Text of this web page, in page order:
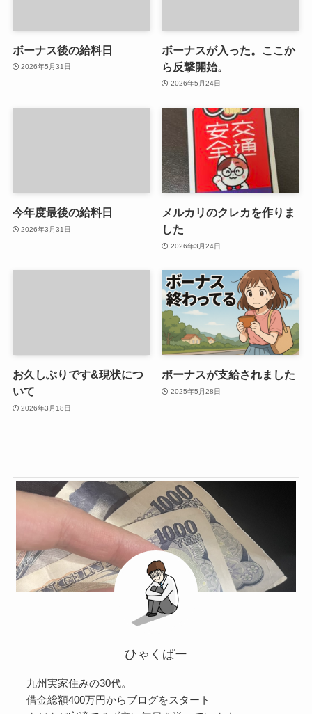
ボーナス後の給料日
2026年5月31日
ボーナスが入った。ここか
ら反撃開始。
2026年5月24日
今年度最後の給料日
2026年3月31日
メルカリのクレカを作りま
した
2026年3月24日
お久しぶりです&現状につ
いて
2026年3月18日
ボーナスが支給されました
2025年5月28日
ひゃくぱー
九州実家住みの30代。
借金総額400万円からブログをスタート